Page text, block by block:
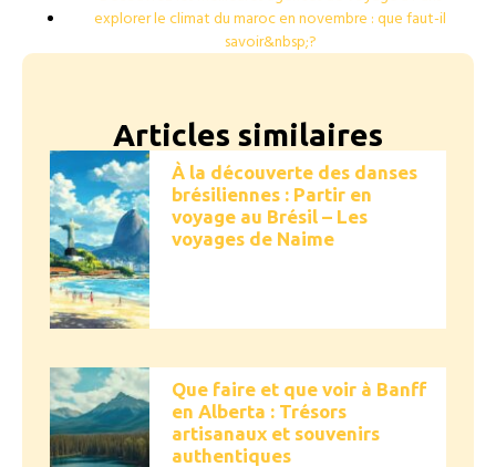
explorer le climat du maroc en novembre : que faut-il
savoir&nbsp;?
Articles similaires
À la découverte des danses
brésiliennes : Partir en
voyage au Brésil – Les
voyages de Naime
Que faire et que voir à Banff
en Alberta : Trésors
artisanaux et souvenirs
authentiques